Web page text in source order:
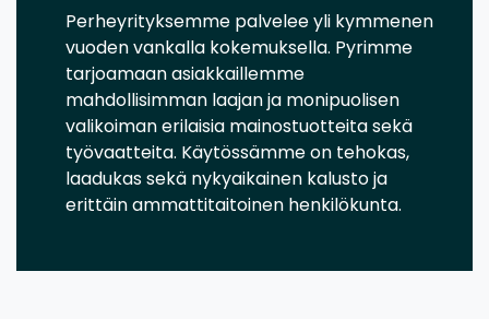
Perheyrityksemme palvelee yli kymmenen
vuoden vankalla kokemuksella. Pyrimme
tarjoamaan asiakkaillemme
mahdollisimman laajan ja monipuolisen
valikoiman erilaisia mainostuotteita sekä
työvaatteita. Käytössämme on tehokas,
laadukas sekä nykyaikainen kalusto ja
erittäin ammattitaitoinen henkilökunta.